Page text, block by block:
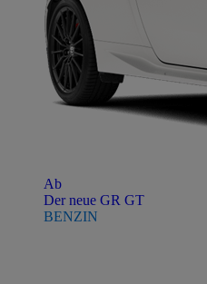
Ab
Der neue GR GT
BENZIN